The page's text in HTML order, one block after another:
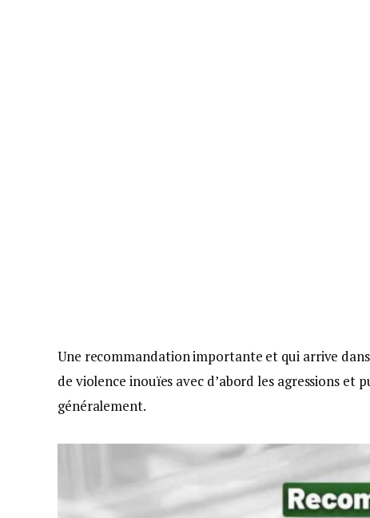
Une recommandation importante et qui arrive
de violence inouïes avec d’abord les agressions
généralement.